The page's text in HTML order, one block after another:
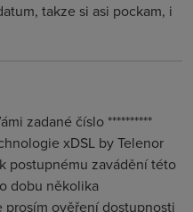
takze si asi pockam, i
zadané číslo **********
xDSL by Telenor
postupnému zavádění této
dobu několika
ověření dostupnosti